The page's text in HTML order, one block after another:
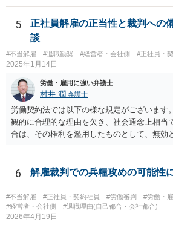
は年俸が1200万円と高かったこともあり、復
復職の気持ちを萎えさす意味で、ずるずると
る作戦もあるのでしょうか？ 原告は、その
とで復職の意思があるということであればな
からと言って復職の気持ちが萎えるというこ
現在、原告的に勝ち筋の見通しが十分あると
クペイに対する期待から、萎える理由はまず
会社も原告の取下を狙っているという作戦の
問会社の意思の問題だと思われます。 ＞反論
反論となっており、論理破綻もしており、も
言葉をそのまま、文章にしたのか、一貫した
ん。 とありますが、代理人弁護士としては
や配置転換などの改善措置を尽くした記録
「合理的な解雇理由」とは認めないためです
足」で解雇を争われると、会社側が立証責
勝てない（＝解雇無効と判断されやすい）の
ージとは逆で、「高年俸・高度専門職だから
をより厳しく求められ、能力不足理由で解雇
むしろ高くなります。 中途の高度人材を能力
① 導入期の評価基準と実績の比較 ② 複数回
育の実施 ③ 配置転換などほかの改善策の検
ておかないと、解雇は無効とされる可能性が
5
正社員解雇の正当性と裁判への
談
#不当解雇 #退職勧奨 #経営者・会社側 #正社員・
2025年1月14日
労働・雇用に強い弁護士
村井 潤 弁護士
労働契約法では以下の様な規定がございま
観的に合理的な理由を欠き、社会通念上相当
合は、その権利を濫用したものとして、無効
ような命令を下し、それにどの様な逆らい方
権利の濫用として解雇が無効とされる恐れ
問２に対して】 得ている給与が高かったか
は判断が難しいと思います。 経営上整理解雇
は事案が異なると思われます。 【ご質問３に
さ」＝能力不足ということにもならない様に
6 解雇裁判での兵糧攻めの可能性
#不当解雇 #正社員・契約社員 #労働審判
#労働・
#経営者・会社側
#退職理由(自己都合・会社都合)
2026年4月19日